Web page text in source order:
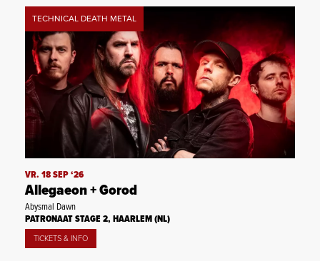
TECHNICAL DEATH METAL
VR. 18 SEP ‘26
Allegaeon + Gorod
Abysmal Dawn
PATRONAAT STAGE 2, HAARLEM (NL)
TICKETS & INFO